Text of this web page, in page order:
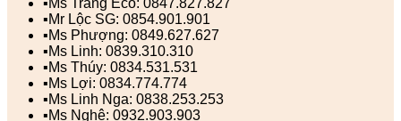
▪️Ms Trang Eco: 0847.827.827
▪️Mr Lộc SG: 0854.901.901
▪️Ms Phượng: 0849.627.627
▪️Ms Linh: 0839.310.310
▪️Ms Thúy: 0834.531.531
▪️Ms Lợi: 0834.774.774
▪️Ms Linh Nga: 0838.253.253
▪️Ms Nghệ: 0932.903.903